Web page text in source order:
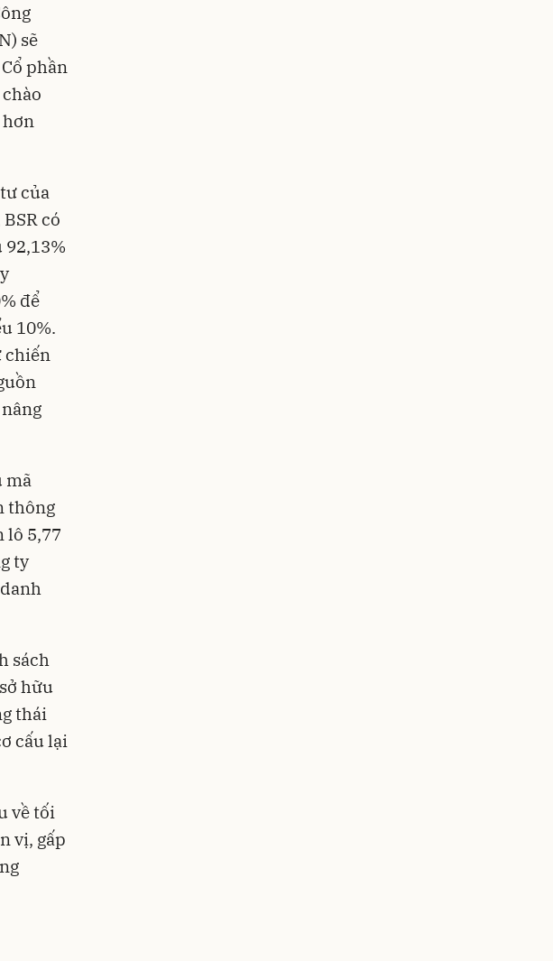
sẽ
phần
của
có
92,13%
để
10%.
chiến
mã
thông
lô 5,77
ty
sách
hữu
thái
cấu lại
về tối
vị, gấp